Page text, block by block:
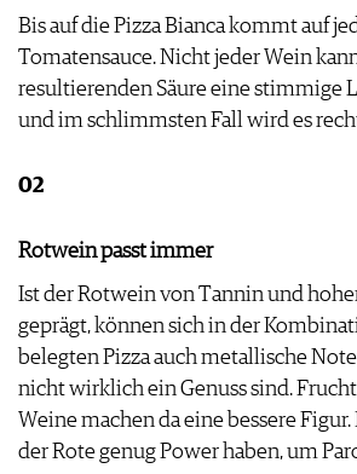
REDAKTION
JOBS
WERBUNG
PRESSE
AGB & DATENSCHUTZ
Bis auf die Pizza Bianca kommt auf
Tomatensauce. Nicht jeder Wein
resultierenden Säure eine stimmige
und im schlimmsten Fall wird es
02
Rotwein passt immer
Ist der Rotwein von Tannin und
geprägt, können sich in der
belegten Pizza auch metallische
nicht wirklich ein Genuss sind.
Weine machen da eine bessere Figur.
der Rote genug Power haben, um